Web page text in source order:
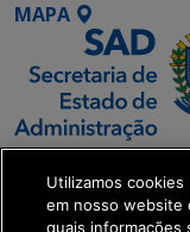
MAPA
SETDIG |
Executiva de
Utilizamos
em nosso website
quais informações